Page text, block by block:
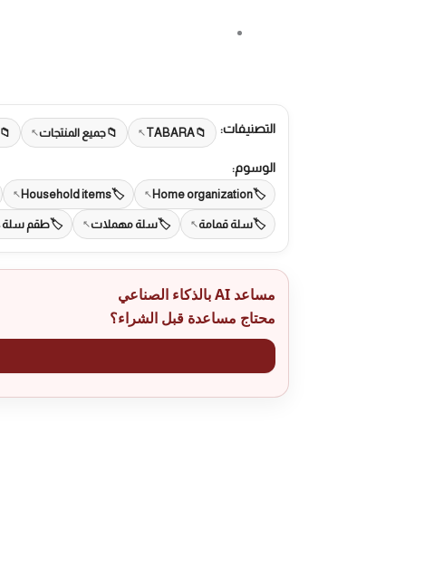
التصنيفات: TABARA جميع المنتجات
الوسوم:
Home organization
Household items
سلة قمامة سلة مهملات طقم سلة
مساعد AI بالذكاء الصناعي
محتاج مساعدة قبل الشراء؟